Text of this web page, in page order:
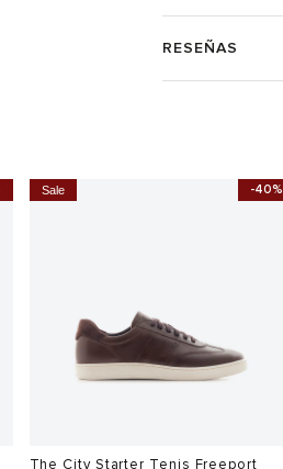
RESEÑAS
-40%
Sale
The City Starter Tenis Freeport